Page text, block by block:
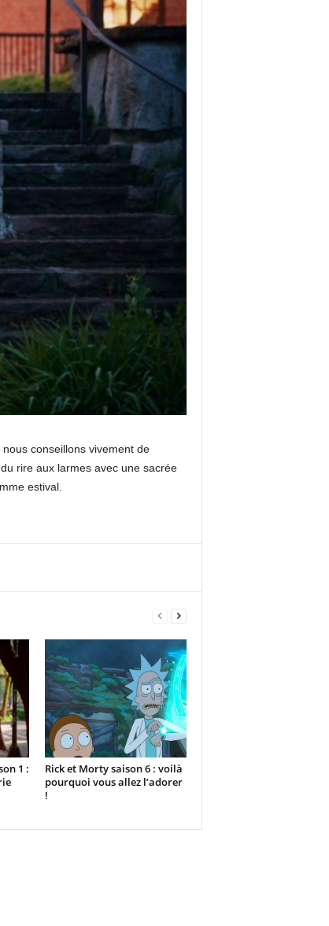
conseillons vivement de
rire aux larmes avec une sacrée
estival.
1 :
Rick et Morty saison 6 : voilà
pourquoi vous allez l’adorer
!